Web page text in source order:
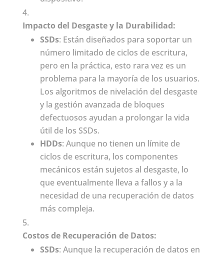
Impacto del Desgaste y la Durabilidad:
SSDs: Están diseñados para soportar un
número limitado de ciclos de escritura,
pero en la práctica, esto rara vez es un
problema para la mayoría de los usuarios.
Los algoritmos de nivelación del desgaste
y la gestión avanzada de bloques
defectuosos ayudan a prolongar la vida
útil de los SSDs.
HDDs: Aunque no tienen un límite de
ciclos de escritura, los componentes
mecánicos están sujetos al desgaste, lo
que eventualmente lleva a fallos y a la
necesidad de una recuperación de datos
más compleja.
Costos de Recuperación de Datos:
SSDs: Aunque la recuperación de datos en